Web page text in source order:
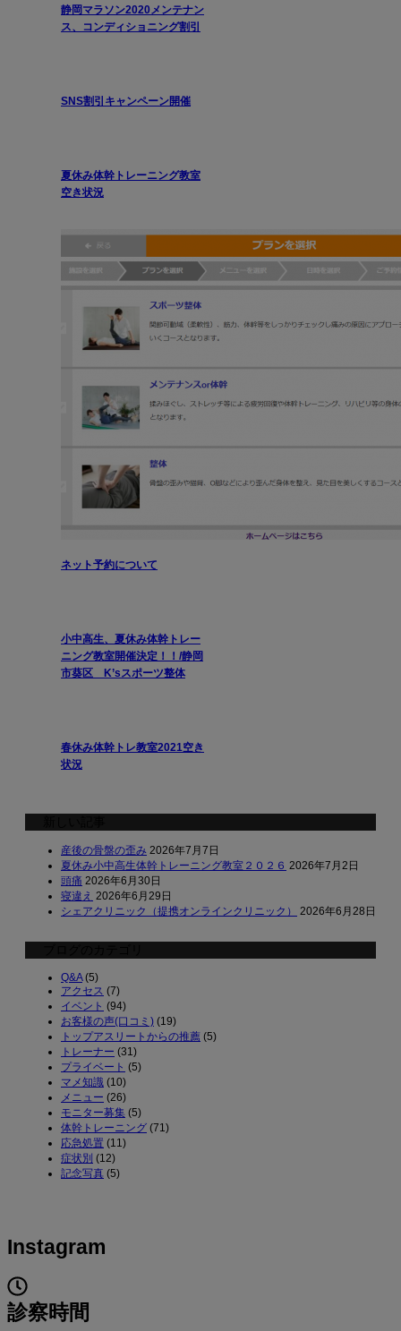
静岡マラソン2020メンテナン
ス、コンディショニング割引
SNS割引キャンペーン開催
夏休み体幹トレーニング教室
空き状況
ネット予約について
小中高生、夏休み体幹トレー
ニング教室開催決定！！/静岡
市葵区 K’sスポーツ整体
春休み体幹トレ教室2021空き
状況
産後の骨盤の歪み 2026年7月7日
夏休み小中高生体幹トレーニング教室２０２６ 2026年7月2日
頭痛 2026年6月30日
寝違え 2026年6月29日
シェアクリニック（提携オンラインクリニック）
2026年6月28日
Q&A(5)
アクセス (7)
イベント (94)
お客様の声(口コミ) (19)
トップアスリートからの推薦 (5)
トレーナー (31)
プライベート (5)
マメ知識 (10)
メニュー (26)
モニター募集 (5)
体幹トレーニング (71)
応急処置 (11)
症状別 (12)
記念写真 (5)
Instagram
診察時間